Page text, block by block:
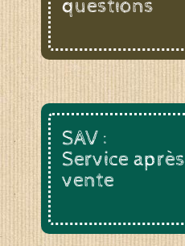
questions
SAV :
Service après
vente